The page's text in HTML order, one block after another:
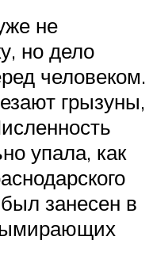
не
но дело
человеком.
грызуны,
упала, как
занесен в